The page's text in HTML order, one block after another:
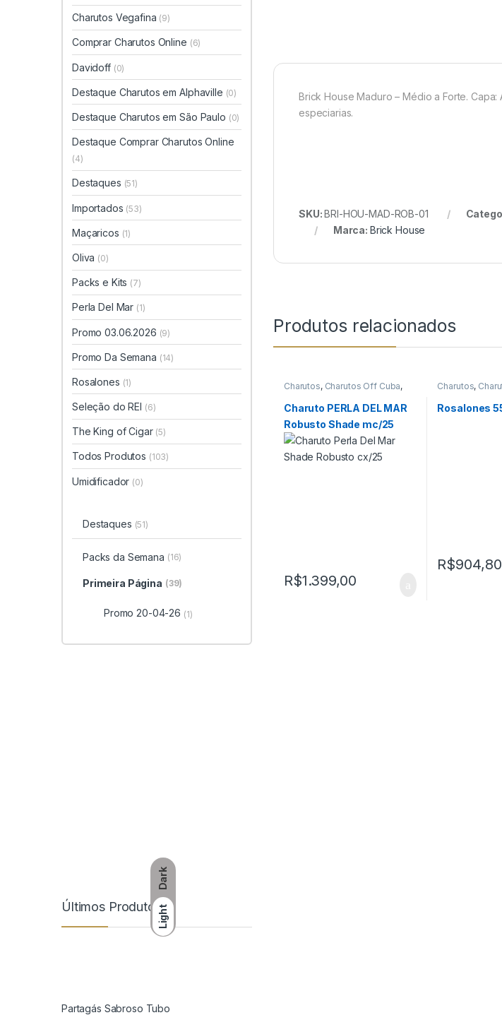
Dark
Light
Brick House Maduro – Médio a Forte.
especiarias.
SKU:BRI-HOU-MAD-ROB-01
Marca: Brick House
Produtos relacionados
Charutos, Charutos Off Cuba,
Charuto PERLA DEL MAR
Robusto Shade mc/25
R$1.399,00
Charutos,
Produtos
Rosalones
R$904,80
Charutos Vegafina (9)
Comprar Charutos Online (6)
Davidoff (0)
Destaque Charutos em Alphaville (0)
Destaque Charutos em São Paulo (0)
Destaque Comprar Charutos Online
(4)
Destaques (51)
Importados (53)
Maçaricos (1)
Oliva (0)
Packs e Kits (7)
Perla Del Mar (1)
Promo 03.06.2026 (9)
Promo Da Semana (14)
Rosalones (1)
Seleção do REI (6)
The King of Cigar (5)
Todos Produtos (103)
Umidificador (0)
Destaques (51)
Packs da Semana (16)
Primeira Página (39)
Promo 20-04-26 (1)
Últimos Produtos
Partagás Sabroso Tubo